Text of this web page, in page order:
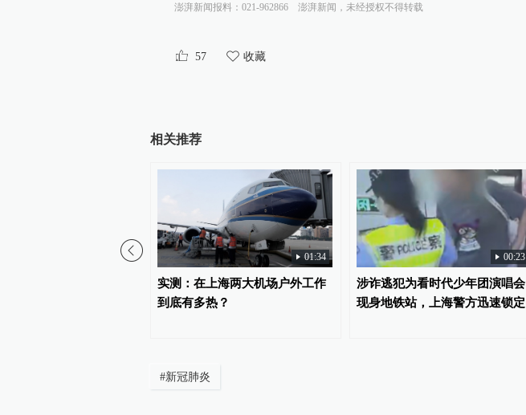
澎湃新闻报料：021-962866
澎湃新闻，未经授权不得转载
57 收藏
相关推荐
00:15 01:34
实测：在上海两大机场户外工作
到底有多热？
00:23
涉诈逃犯为看时代少年团演唱会
现身地铁站，上海警方迅速锁定
#新冠肺炎